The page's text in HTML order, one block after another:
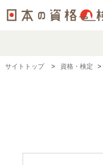
サイトトップ 資格・検定